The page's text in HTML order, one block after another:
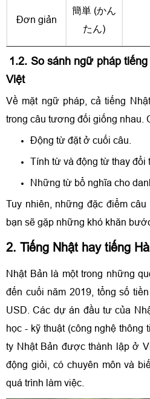
Đơn giản
簡単 (かん
たん)
1.2. So sánh ngữ pháp
Việt
Về mặt ngữ pháp, cả tiếng
trong câu tương đối giống nhau.
Động từ đặt ở cuối câu.
Tính từ và động từ thay đổi
Những từ bổ nghĩa cho
Tuy nhiên, những đặc điểm
bạn sẽ gặp những khó khăn
2. Tiếng Nhật hay tiếng
Nhật Bản là một trong những
đến cuối năm 2019, tổng số
USD. Các dự án đầu tư của
học - kỹ thuật (công nghệ
ty Nhật Bản được thành lập ở
động giỏi, có chuyên môn và
quá trình làm việc.